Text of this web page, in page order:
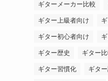
ギターメーカー比較
ギター上級者向け
ギター初心者向け
ギター歴史 ギター
ギター習慣化 ギタ